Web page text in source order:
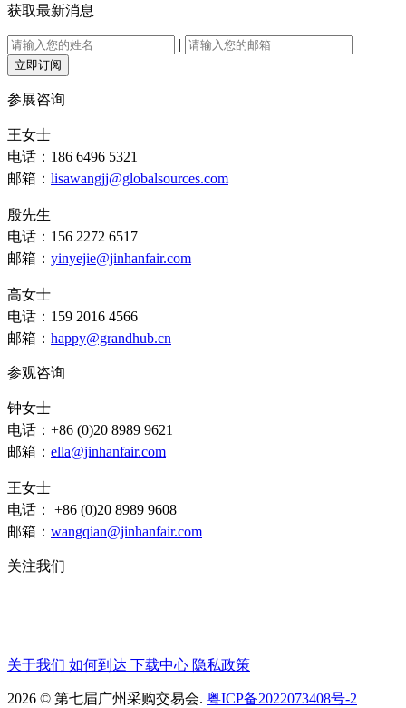
获取最新消息
|
立即订阅
参展咨询
王女士
电话：186 6496 5321
邮箱： lisawangjj@globalsources.com
殷先生
电话：156 2272 6517
邮箱： yinyejie@jinhanfair.com
高女士
电话：159 2016 4566
邮箱： happy@grandhub.cn
参观咨询
钟女士
电话：+86 (0)20 8989 9621
邮箱： ella@jinhanfair.com
王女士
电话： +86 (0)20 8989 9608
邮箱： wangqian@jinhanfair.com
关注我们
关于我们 如何到达 下载中心 隐私政策
2026 © 第七届广州采购交易会. 粤ICP备2022073408号-2